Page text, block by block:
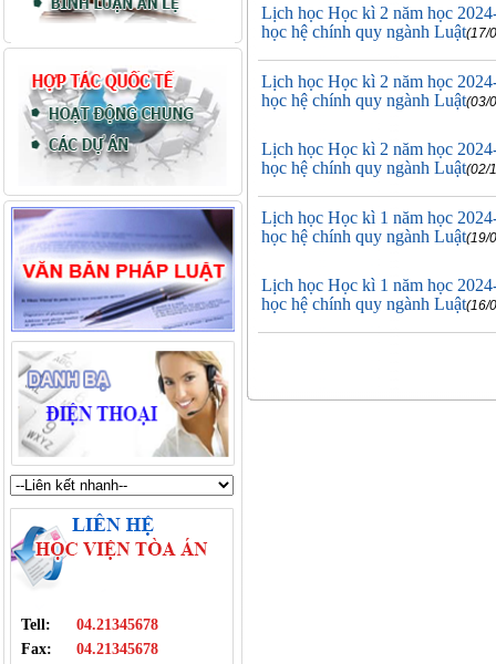
Tell:
04.21345678
Fax:
04.21345678
Lịch học Học kì 2 năm học
học hệ chính quy ngành Luật(17/
Lịch học Học kì 2 năm học
học hệ chính quy ngành Luật(03/
Lịch học Học kì 2 năm học
học hệ chính quy ngành Luật(02/
Lịch học Học kì 1 năm học
học hệ chính quy ngành Luật(19/
Lịch học Học kì 1 năm học
học hệ chính quy ngành Luật(16/